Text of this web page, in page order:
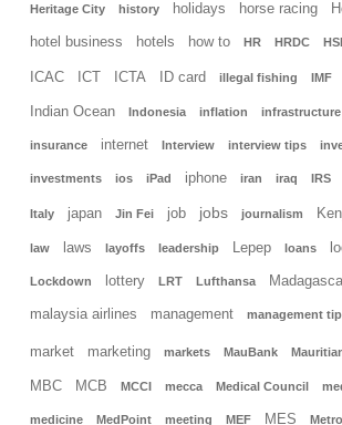
Heritage City history holidays horse racing
hotel business hotels how to HR HRDC
ICAC ICT ICTA ID card illegal fishing IMF
Indian Ocean Indonesia inflation infrastructure
insurance internet Interview interview tips
investments ios iPad iphone iran iraq IRS
Italy japan Jin Fei job jobs journalism
law laws layoffs leadership Lepep loans
Lockdown lottery LRT Lufthansa
malaysia airlines management management
market marketing markets MauBank
MBC MCB MCCI mecca Medical Council
medicine MedPoint meeting MEF MES